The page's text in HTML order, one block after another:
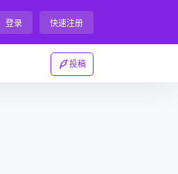
登录 快速注册
投稿